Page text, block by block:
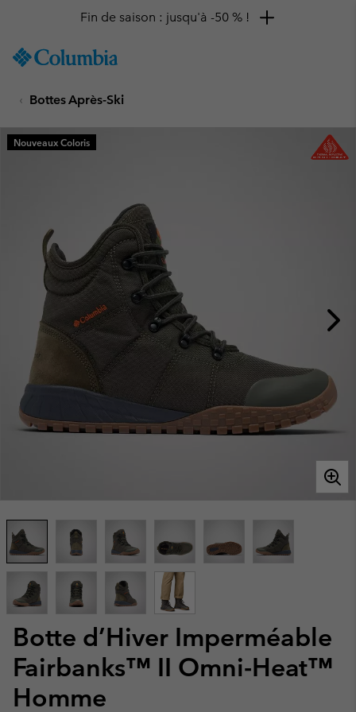
TO
SKIP
MAIN
NAV
Fin de saison : jusqu'à -50 % !
Bottes Après-Ski
Botte d’Hiver Imperméable
Fairbanks™ II Omni-Heat™
Homme
Nouveaux Coloris